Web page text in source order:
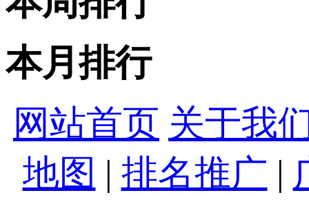
本月排行
网站首页 关于我
地图 | 排名推广 |